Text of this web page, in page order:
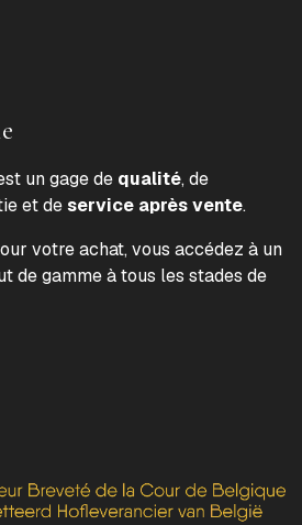
un gage de qualité, de
et deservice après vente.
votre achat, vous accédez à un
de gamme à tous les stades de